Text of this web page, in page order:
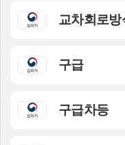
교차회로방
구급
구급차등